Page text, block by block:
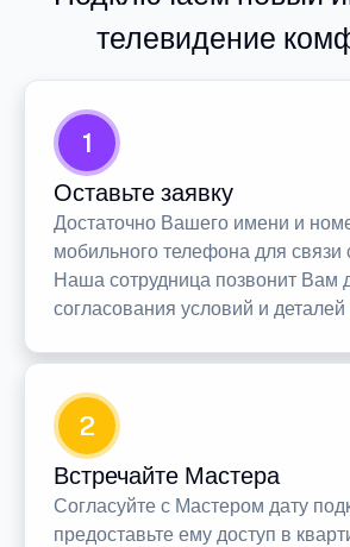
телевидение
1
Оставьте заявку
Достаточно Вашего имени и
мобильного телефона для связи
Наша сотрудница позвонит Вам
согласования условий и
2
Встречайте Мастера
Согласуйте с Мастером дату
предоставьте ему доступ в